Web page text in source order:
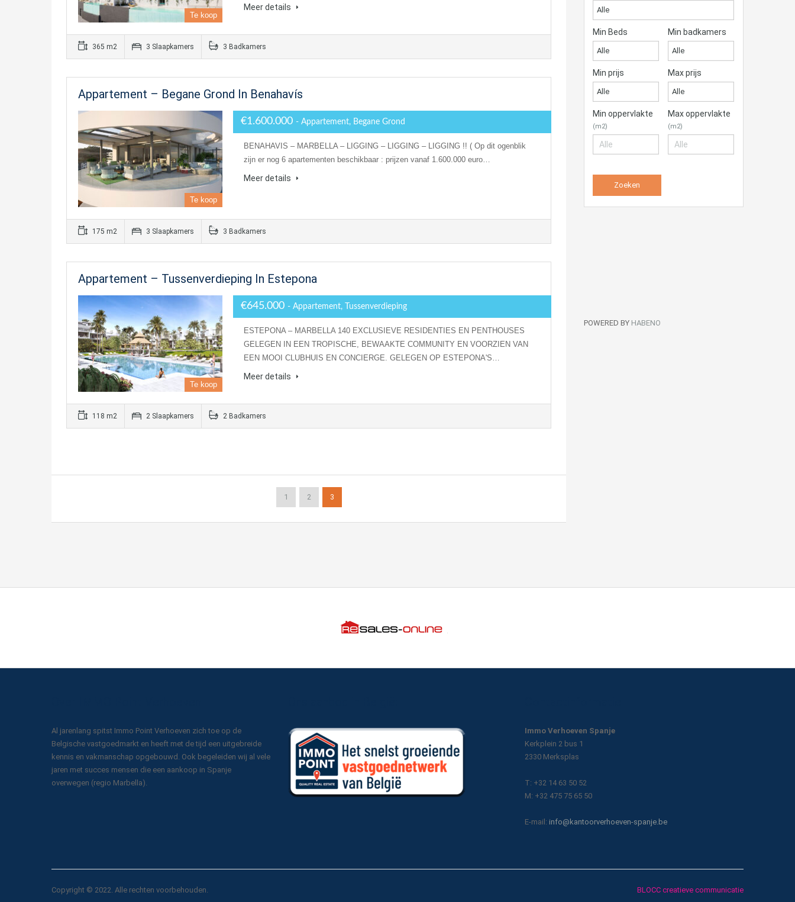
Te koop
Meer details
365 m2 3 Slaapkamers 3 Badkamers
Appartement – Begane Grond In Benahavís
Te koop
€1.600.000 - Appartement, Begane Grond
BENAHAVIS – MARBELLA – LIGGING – LIGGING – LIGGING !! ( Op dit ogenblik
zijn er nog 6 apartementen beschikbaar : prijzen vanaf 1.600.000 euro…
Meer details
175 m2 3 Slaapkamers 3 Badkamers
Appartement – Tussenverdieping In Estepona
Te koop
€645.000 - Appartement, Tussenverdieping
ESTEPONA – MARBELLA 140 EXCLUSIEVE RESIDENTIES EN PENTHOUSES
GELEGEN IN EEN TROPISCHE, BEWAAKTE COMMUNITY EN VOORZIEN VAN
EEN MOOI CLUBHUIS EN CONCIERGE. GELEGEN OP ESTEPONA'S…
Meer details
118 m2 2 Slaapkamers 2 Badkamers
1 2 3
Alle
Min Beds
Alle
Min badkamers
Alle
Min prijs
Alle
Max prijs
Alle
Min oppervlakte
(m2)
Max oppervlakte
(m2)
POWERED BY HABENO
Al jarenlang spitst Immo Point Verhoeven zich toe op de
Belgische vastgoedmarkt en heeft met de tijd een uitgebreide
kennis en vakmanschap opgebouwd. Ook begeleiden wij al vele
jaren met succes mensen die een aankoop in Spanje
overwegen (regio Marbella).
Immo Verhoeven Spanje
Kerkplein 2 bus 1
2330 Merksplas
T: +32 14 63 50 52
M: +32 475 75 65 50
E-mail: info@kantoorverhoeven-spanje.be
Copyright © 2022. Alle rechten voorbehouden. BLOCC creatieve communicatie